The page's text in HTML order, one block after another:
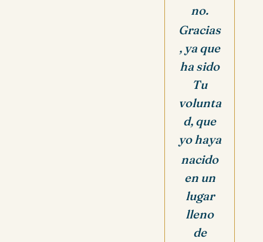
no.
Gracias
, ya que
ha sido
Tu
volunta
d, que
yo haya
nacido
en un
lugar
lleno
de